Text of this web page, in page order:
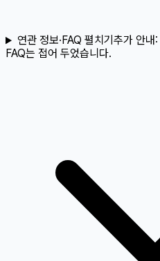
연관 정보·FAQ 펼치기 추가 안내:
FAQ는 접어 두었습니다.